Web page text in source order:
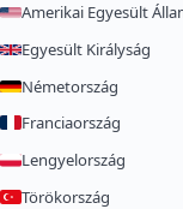
Amerikai Egyesült
Egyesült Királyság
Németország
Franciaország
Lengyelország
Törökország